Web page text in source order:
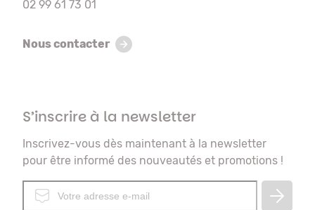
02 99 61 73 01
Nous contacter
S’inscrire à la newsletter
Inscrivez-vous dès maintenant à la newsletter
pour être informé des nouveautés et promotions !